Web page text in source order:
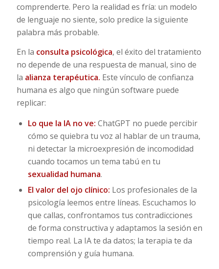
comprenderte. Pero la realidad es fría: un modelo
de lenguaje no siente, solo predice la siguiente
palabra más probable.
En la consulta psicológica, el éxito del tratamiento
no depende de una respuesta de manual, sino de
la alianza terapéutica. Este vínculo de confianza
humana es algo que ningún software puede
replicar:
Lo que la IA no ve: ChatGPT no puede percibir
cómo se quiebra tu voz al hablar de un trauma,
ni detectar la microexpresión de incomodidad
cuando tocamos un tema tabú en tu
sexualidad humana.
El valor del ojo clínico: Los profesionales de la
psicología leemos entre líneas. Escuchamos lo
que callas, confrontamos tus contradicciones
de forma constructiva y adaptamos la sesión en
tiempo real. La IA te da datos; la terapia te da
comprensión y guía humana.